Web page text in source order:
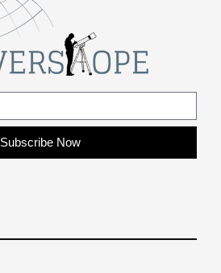
Subscribe Now